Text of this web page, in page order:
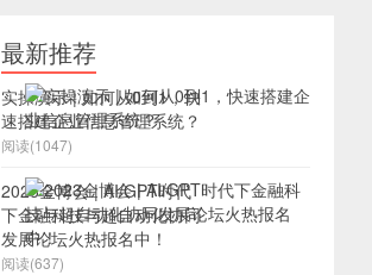
最新推荐
实操演示 | 如何从0到1，快
速搭建企业信息管理系统？
阅读(1047)
2023金博会 | AI/GPT时代
下金融科技与超自动化协同
发展论坛火热报名中！
阅读(637)